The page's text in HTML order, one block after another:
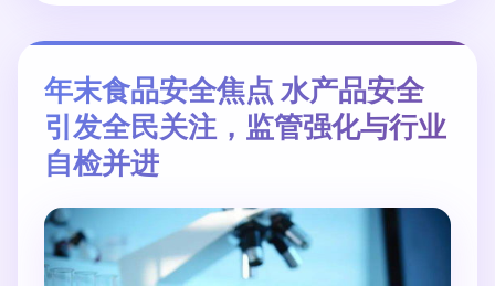
年末食品安全焦点 水产品安全
引发全民关注，监管强化与行业
自检并进